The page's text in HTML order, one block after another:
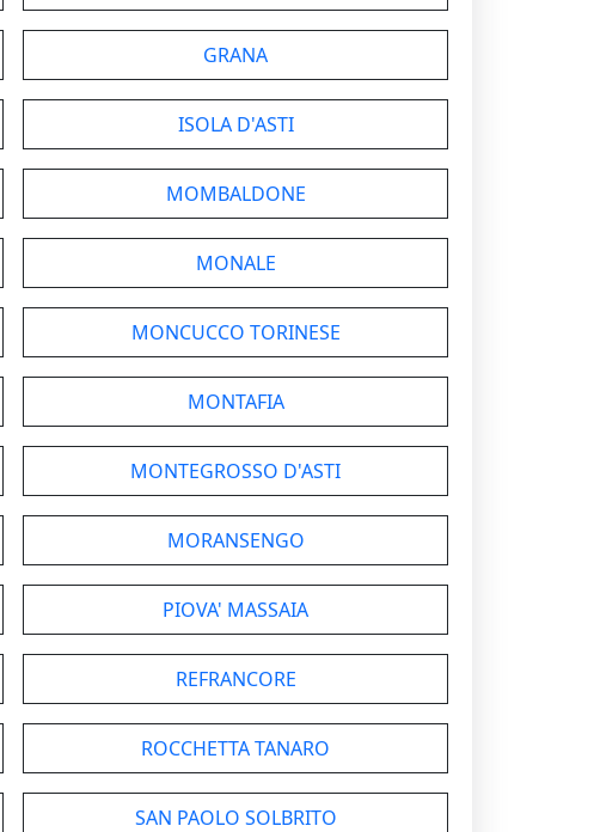
GRANA
ISOLA D'ASTI
MOMBALDONE
MONALE
MONCUCCO TORINESE
MONTAFIA
MONTEGROSSO D'ASTI
MORANSENGO
PIOVA' MASSAIA
REFRANCORE
ROCCHETTA TANARO
SAN PAOLO SOLBRITO